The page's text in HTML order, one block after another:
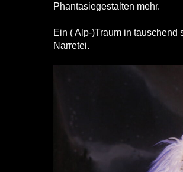
Phantasiegestalten mehr.
Ein ( Alp-)Traum in
Narretei.